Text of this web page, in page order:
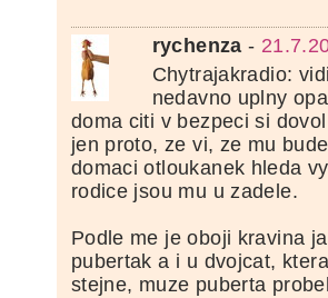
rychenza -
Chytrajakradio:
nedavno uplny
doma citi v bezpeci si
jen proto, ze vi, ze mu
domaci otloukanek hleda
rodice jsou mu u zadele.
Podle me je oboji kravina
pubertak a i u dvojcat,
stejne, muze puberta